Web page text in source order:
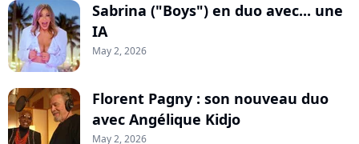
Sabrina ("Boys") en duo avec... une
IA
May 2, 2026
Florent Pagny : son nouveau duo
avec Angélique Kidjo
May 2, 2026